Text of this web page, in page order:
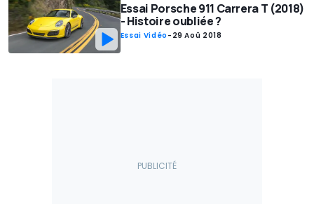
Essai Porsche 911 Carrera T (2018)
- Histoire oubliée ?
Essai Vidéo - 29 Aoû 2018